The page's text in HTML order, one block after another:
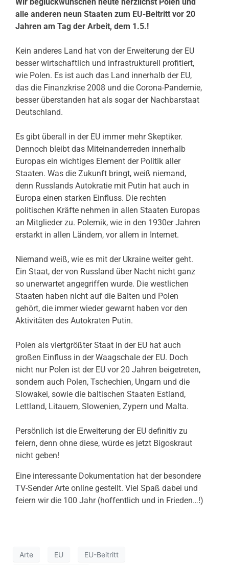
alle anderen neun Staaten zum EU-Beitritt vor 20
Jahren am Tag der Arbeit, dem 1.5.!
Kein anderes Land hat von der Erweiterung der EU
besser wirtschaftlich und infrastrukturell profitiert,
wie Polen. Es ist auch das Land innerhalb der EU,
das die Finanzkrise 2008 und die Corona-Pandemie,
besser überstanden hat als sogar der Nachbarstaat
Deutschland.
Es gibt überall in der EU immer mehr Skeptiker.
Dennoch bleibt das Miteinanderreden innerhalb
Europas ein wichtiges Element der Politik aller
Staaten. Was die Zukunft bringt, weiß niemand,
denn Russlands Autokratie mit Putin hat auch in
Europa einen starken Einfluss. Die rechten
politischen Kräfte nehmen in allen Staaten Europas
an Mitglieder zu. Polemik, wie in den 1930er Jahren
erstarkt in allen Ländern, vor allem in Internet.
Niemand weiß, wie es mit der Ukraine weiter geht.
Ein Staat, der von Russland über Nacht nicht ganz
so unerwartet angegriffen wurde. Die westlichen
Staaten haben nicht auf die Balten und Polen
gehört, die immer wieder gewarnt haben vor den
Aktivitäten des Autokraten Putin.
Polen als viertgrößter Staat in der EU hat auch
großen Einfluss in der Waagschale der EU. Doch
nicht nur Polen ist der EU vor 20 Jahren beigetreten,
sondern auch Polen, Tschechien, Ungarn und die
Slowakei, sowie die baltischen Staaten Estland,
Lettland, Litauern, Slowenien, Zypern und Malta.
Persönlich ist die Erweiterung der EU definitiv zu
feiern, denn ohne diese, würde es jetzt Bigoskraut
nicht geben!
Eine interessante Dokumentation hat der besondere
TV-Sender Arte online gestellt. Viel Spaß dabei und
feiern wir die 100 Jahr (hoffentlich und in Frieden…!)
Arte EU EU-Beitritt